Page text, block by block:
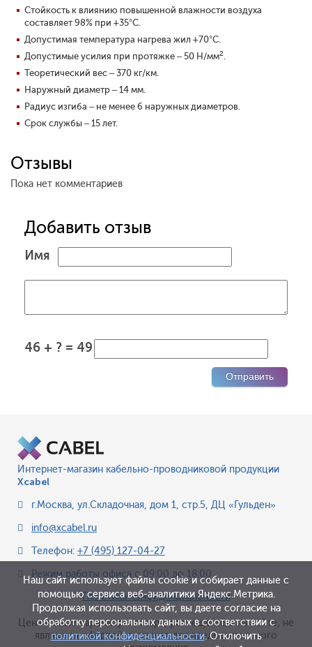
Стойкость к влиянию повышенной влажности воздуха
составляет 98% при +35°С.
Допустимая температура нагрева жил +70°С.
Допустимые усилия при протяжке – 50 Н/мм2.
Теоретический вес – 370 кг/км.
Наружный диаметр – 14 мм.
Радиус изгиба – не менее 6 наружных диаметров.
Срок службы – 15 лет.
Отзывы
Пока нет комментариев
Добавить отзыв
Имя
46 + ? = 49
Интернет-магазин кабельно-проводниковой продукции
Xcabel
г.Москва, ул.Складочная, дом 1, стр.5, ДЦ «Гульден»
info@xcabel.ru
Телефон: +7 (495) 127-04-27
Режим работы офиса с 09:00 до 18:00
Политика конфиденциальности
Цена и иные параметры товара, размещенные на сайте, не
являются офертой, а служат для предварительного
Наш сайт использует файлы cookie и собирает данные с
помощью сервиса веб-аналитики Яндекс.Метрика.
Продолжая использовать сайт, вы даете согласие на
обработку персональных данных в соответствии с
политикой конфиденциальности. Отключить